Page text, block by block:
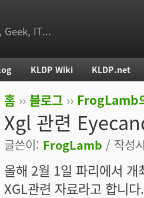
Geek, IT...
현재 위치
홈 ›› 블로그 ›› FrogLamb
Xgl 관련
글쓴이: FrogLamb / 작성
올해 2월 1일 파리에서
XGL관련 자료라고 합니다.
KLDP Wiki KLDP.net